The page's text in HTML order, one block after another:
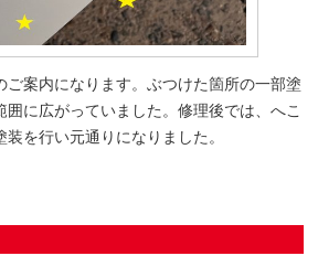
ご案内になります。ぶつけた箇所の一部塗
に広がっていました。修理後では、へこ
を行い元通りになりました。